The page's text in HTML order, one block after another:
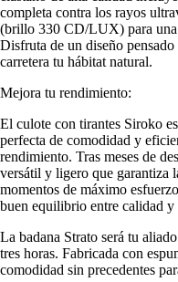
completa contra los rayos
(brillo 330 CD/LUX) para una
Disfruta de un diseño
carretera tu hábitat natural.
Mejora tu rendimiento:
El culote con tirantes Siroko
perfecta de comodidad y
rendimiento. Tras meses de
versátil y ligero que garantiza
momentos de máximo
buen equilibrio entre calidad y
La badana Strato será tu
tres horas. Fabricada con
comodidad sin precedentes